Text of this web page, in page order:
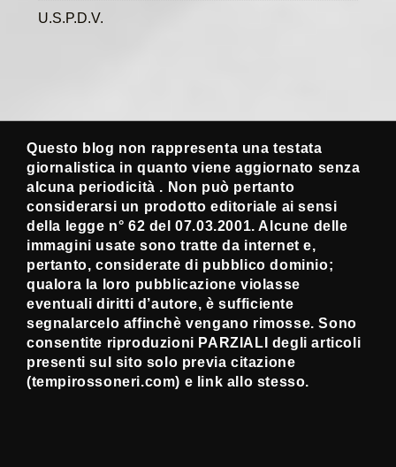
U.S.P.D.V.
Questo blog non rappresenta una testata
giornalistica in quanto viene aggiornato senza
alcuna periodicità . Non può pertanto
considerarsi un prodotto editoriale ai sensi
della legge n° 62 del 07.03.2001. Alcune delle
immagini usate sono tratte da internet e,
pertanto, considerate di pubblico dominio;
qualora la loro pubblicazione violasse
eventuali diritti d’autore, è sufficiente
segnalarcelo affinchè vengano rimosse. Sono
consentite riproduzioni PARZIALI degli articoli
presenti sul sito solo previa citazione
(tempirossoneri.com) e link allo stesso.